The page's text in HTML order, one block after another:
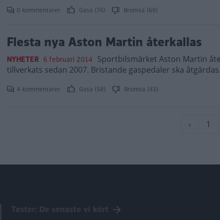
0 kommentarer Gasa (74) Bromsa (69)
Flesta nya Aston Martin återkallas
NYHETER 6 februari 2014 Sportbilsmärket Aston Martin
tillverkats sedan 2007. Bristande gaspedaler ska åtgärdas.
4 kommentarer Gasa (58) Bromsa (43)
‹ Sida
1